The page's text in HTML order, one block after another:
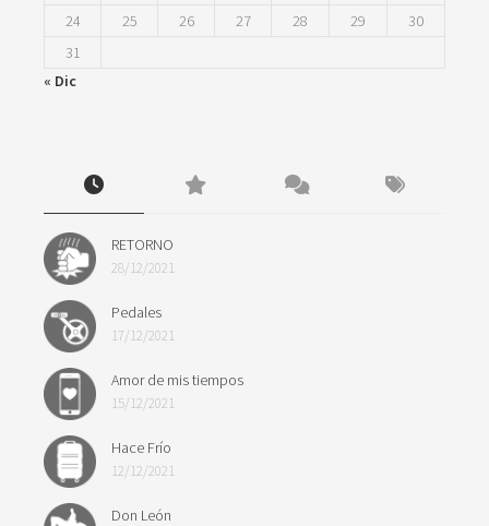
24
25 26 27 28 29
30
31
« Dic
RETORNO
28/12/2021
Pedales
17/12/2021
Amor de mis tiempos
15/12/2021
Hace Frío
12/12/2021
Don León